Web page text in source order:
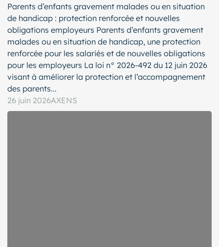
Parents d’enfants gravement malades ou en situation
de handicap : protection renforcée et nouvelles
obligations employeurs Parents d’enfants gravement
malades ou en situation de handicap, une protection
renforcée pour les salariés et de nouvelles obligations
pour les employeurs La loi n° 2026-492 du 12 juin 2026
visant à améliorer la protection et l’accompagnement
des parents...
26 juin 2026AXENS